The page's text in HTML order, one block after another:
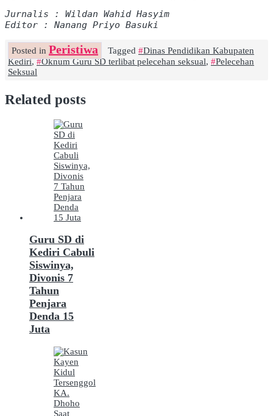
Jurnalis : Wildan Wahid Hasyim
Editor : Nanang Priyo Basuki
Posted in Peristiwa Tagged
Dinas Pendidikan Kabupaten
Kediri, Oknum Guru SD terlibat pelecehan seksual,
Pelecehan
Seksual
Related posts
Guru SD di
Kediri Cabuli
Siswinya,
Divonis 7
Tahun
Penjara
Denda 15
Juta